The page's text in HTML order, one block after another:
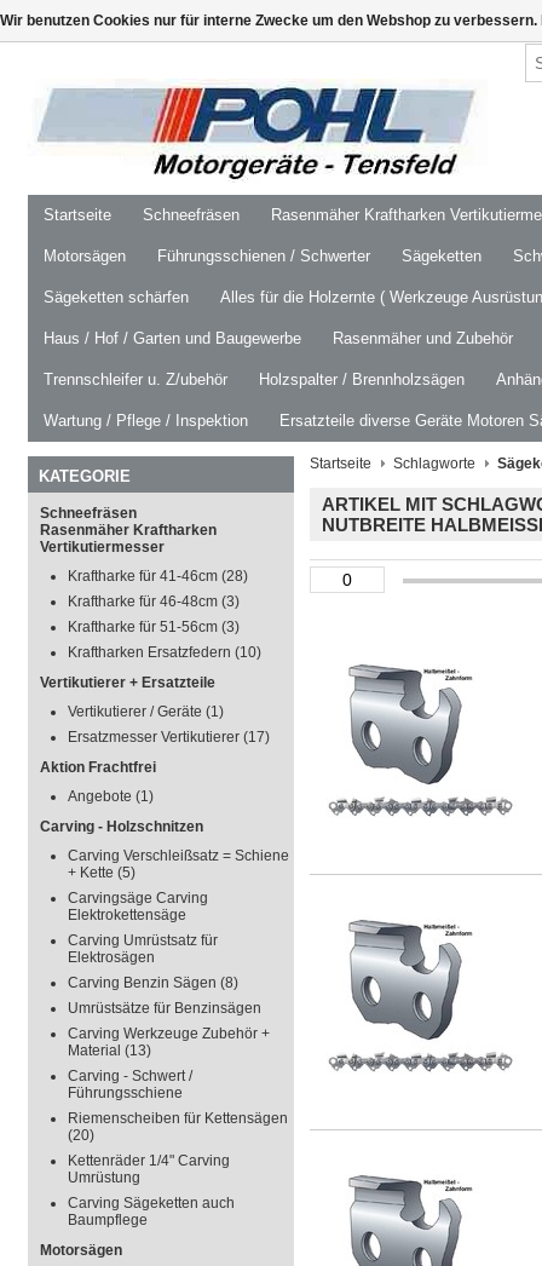
Startseite Schneefräsen Rasenmäher Kraftharken
Motorsägen Führungsschienen / Schwerter Sägeketten
Sägeketten schärfen Alles für die Holzernte ( Werkzeuge
Haus / Hof / Garten und Baugewerbe Rasenmäher und Zubehör
Trennschleifer u. Z/ubehör Holzspalter / Brennholzsägen
Wartung / Pflege / Inspektion Ersatzteile diverse Geräte Motoren
KATEGORIE
Schneefräsen
Rasenmäher Kraftharken
Vertikutiermesser
Kraftharke für 41-46cm (28)
Kraftharke für 46-48cm (3)
Kraftharke für 51-56cm (3)
Kraftharken Ersatzfedern (10)
Vertikutierer + Ersatzteile
Vertikutierer / Geräte (1)
Ersatzmesser Vertikutierer (17)
Aktion Frachtfrei
Angebote (1)
Carving - Holzschnitzen
Carving Verschleißsatz = Schiene
+ Kette (5)
Carvingsäge Carving
Elektrokettensäge
Carving Umrüstsatz für
Elektrosägen
Carving Benzin Sägen (8)
Umrüstsätze für Benzinsägen
Carving Werkzeuge Zubehör +
Material (13)
Carving - Schwert /
Führungsschiene
Riemenscheiben für Kettensägen
(20)
Kettenräder 1/4" Carving
Umrüstung
Carving Sägeketten auch
Baumpflege
Motorsägen
Startseite Schlagworte
ARTIKEL MIT
NUTBREITE
Wir benutzen Cookies nur für interne Zwecke um den Webshop zu